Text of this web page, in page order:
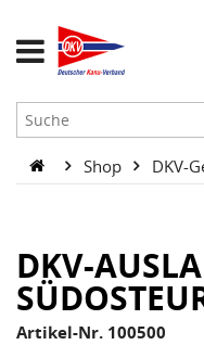
Shop DKV-
DKV-
Artikel-Nr. 100500